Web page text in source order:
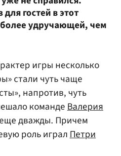
гостей в этот
удручающей, чем
игры несколько
стали чуть чаще
напротив, чуть
командеВалерия
дважды. Причем
роль игралПетри